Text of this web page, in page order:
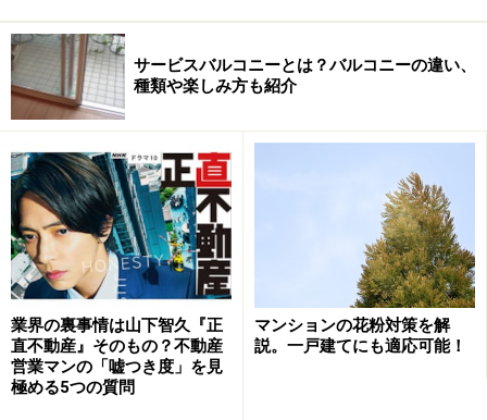
サービスバルコニーとは？バルコニーの違い、
種類や楽しみ方も紹介
業界の裏事情は山下智久『正
直不動産』そのもの？不動産
営業マンの「嘘つき度」を見
極める5つの質問
マンションの花粉対策を解
説。一戸建てにも適応可能！